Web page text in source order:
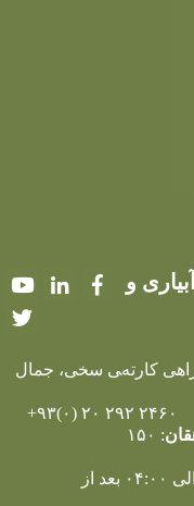
و
YoutubeLinkedInFacebook
کارته‌‍ی سخی، جمال
: ۱۵۰
۰۸:۰۰ صبح الی ۰۴:۰۰ بعد از